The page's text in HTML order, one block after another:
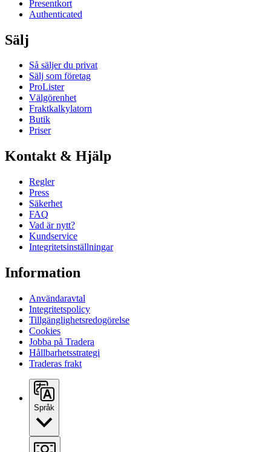
Presentkort
Authenticated
Sälj
Så säljer du privat
Sälj som företag
ProLister
Välgörenhet
Fraktkalkylatorn
Butik
Priser
Kontakt & Hjälp
Regler
Press
Säkerhet
FAQ
Vad är nytt?
Kundservice
Integritetsinställningar
Information
Användaravtal
Integritetspolicy
Tillgänglighetsredogörelse
Cookies
Jobba på Tradera
Hållbarhetsstrategi
Traderas frakt
Språk